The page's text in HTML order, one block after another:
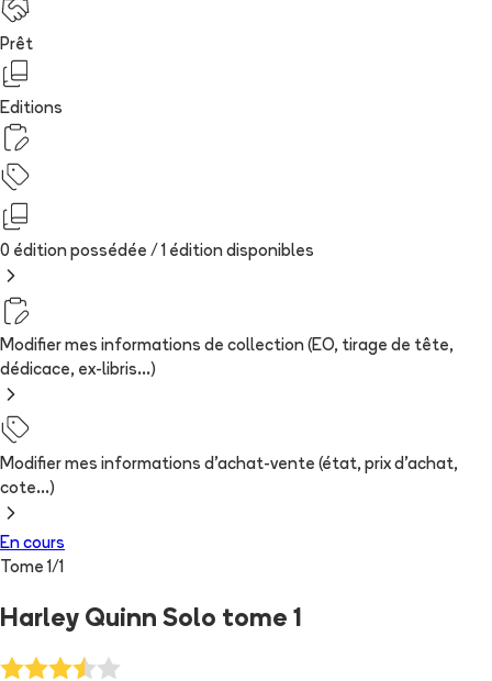
Prêt
Editions
0 édition possédée / 1 édition disponibles
Modifier mes informations de collection (EO, tirage de tête,
dédicace, ex-libris...)
Modifier mes informations d'achat-vente (état, prix d'achat,
cote...)
En cours
Tome 1/1
Harley Quinn Solo tome 1